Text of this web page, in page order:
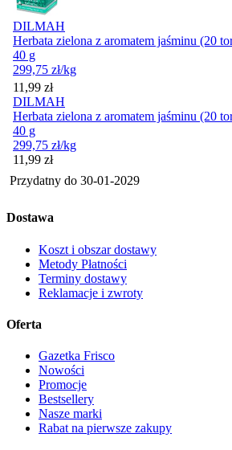
DILMAH
Herbata zielona z aromatem jaśminu (20
40 g
299,75 zł/kg
Cena
11,99 zł
DILMAH
Herbata zielona z aromatem jaśminu (20
40 g
299,75 zł/kg
Cena
11,99 zł
Przydatny do 30-01-2029
Dostawa
Koszt i obszar dostawy
Metody Płatności
Terminy dostawy
Reklamacje i zwroty
Oferta
Gazetka Frisco
Nowości
Promocje
Bestsellery
Nasze marki
Rabat na pierwsze zakupy